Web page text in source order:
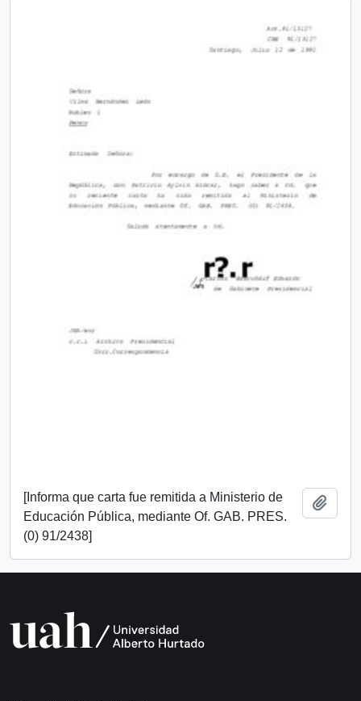
[Informa que carta fue remitida a Ministerio de
Educación Pública, mediante Of. GAB. PRES.
(0) 91/2438]